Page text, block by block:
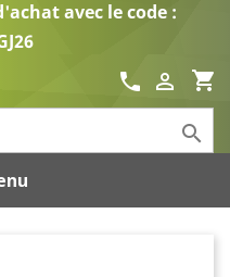
avec le code :
shopping_cart

call
